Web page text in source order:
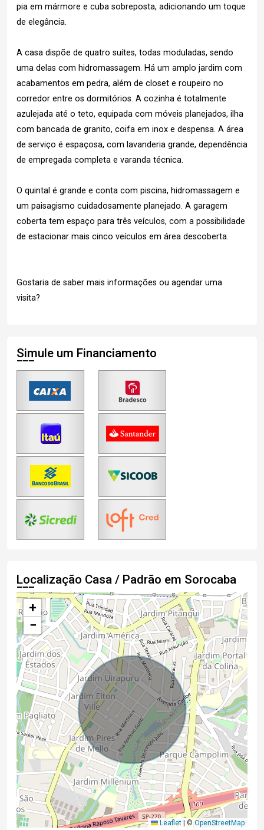
pia em mármore e cuba sobreposta, adicionando um toque
de elegância.
A casa dispõe de quatro suítes, todas moduladas, sendo
uma delas com hidromassagem. Há um amplo jardim com
acabamentos em pedra, além de closet e roupeiro no
corredor entre os dormitórios. A cozinha é totalmente
azulejada até o teto, equipada com móveis planejados, ilha
com bancada de granito, coifa em inox e despensa. A área
de serviço é espaçosa, com lavanderia grande, dependência
de empregada completa e varanda técnica.
O quintal é grande e conta com piscina, hidromassagem e
um paisagismo cuidadosamente planejado. A garagem
coberta tem espaço para três veículos, com a possibilidade
de estacionar mais cinco veículos em área descoberta.
Gostaria de saber mais informações ou agendar uma
visita?
Simule um Financiamento
Localização Casa / Padrão em Sorocaba
+
−
Leaflet | ©OpenStreetMap